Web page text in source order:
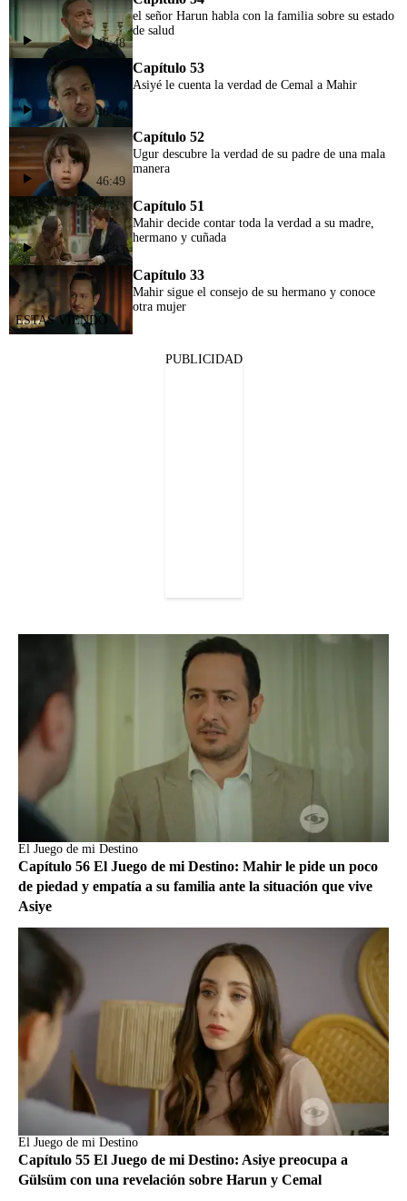
46:48
el señor Harun habla con la familia sobre su estado
de salud
46:44
Capítulo 53
Asiyé le cuenta la verdad de Cemal a Mahir
46:49
Capítulo 52
Ugur descubre la verdad de su padre de una mala
manera
46:33
Capítulo 51
Mahir decide contar toda la verdad a su madre,
hermano y cuñada
Capítulo 33
Mahir sigue el consejo de su hermano y conoce
otra mujer
PUBLICIDAD
El Juego de mi Destino
Capítulo 56 El Juego de mi Destino: Mahir le pide un poco
de piedad y empatía a su familia ante la situación que vive
Asiye
El Juego de mi Destino
Capítulo 55 El Juego de mi Destino: Asiye preocupa a
Gülsüm con una revelación sobre Harun y Cemal